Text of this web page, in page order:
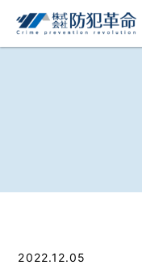
2022.12.05